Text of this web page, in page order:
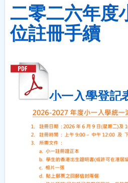
二零二六年度
位註冊手續
小一入學登記